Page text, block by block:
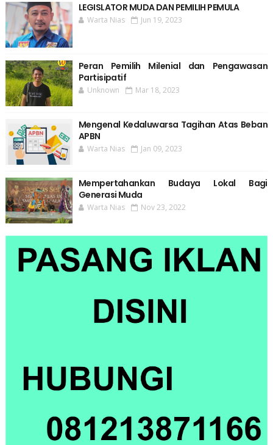
LEGISLATOR MUDA DAN PEMILIH PEMULA
Warta Nias Jun 19, 2023
Peran Pemilih Milenial dan Pengawasan
Partisipatif
Unknown Mar 18, 2023
Mengenal Kedaluwarsa Tagihan Atas Beban
APBN
Warta Nias Jan 09, 2023
Mempertahankan Budaya Lokal Bagi
Generasi Muda
Warta Nias Nov 23, 2022